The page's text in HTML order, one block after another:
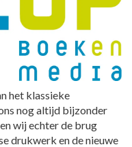
het klassieke
nog altijd bijzonder
wij echter de brug
drukwerk en de nieuwe